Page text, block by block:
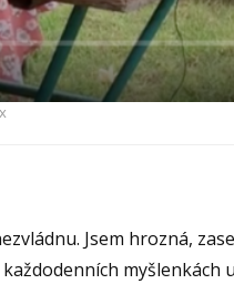
Jsem hrozná,
myšlenkách